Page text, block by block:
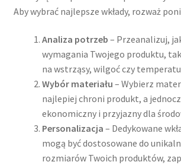
Aby wybrać najlepsze wkłady, rozważ
Analiza potrzeb – Przeanalizuj,
wymagania Twojego produktu,
na wstrząsy, wilgoć czy
Wybór materiału – Wybierz
najlepiej chroni produkt, a
ekonomiczny i przyjazny dla
Personalizacja – Dedykowane
mogą być dostosowane do
rozmiarów Twoich produktów,